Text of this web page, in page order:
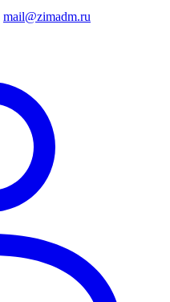
mail@zimadm.ru